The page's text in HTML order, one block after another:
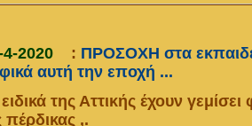
4-2020 : ΠΡΟΣΟΧΗ στα
αυτή την εποχή ...
της Αττικής έχουν γεμίσει
,.